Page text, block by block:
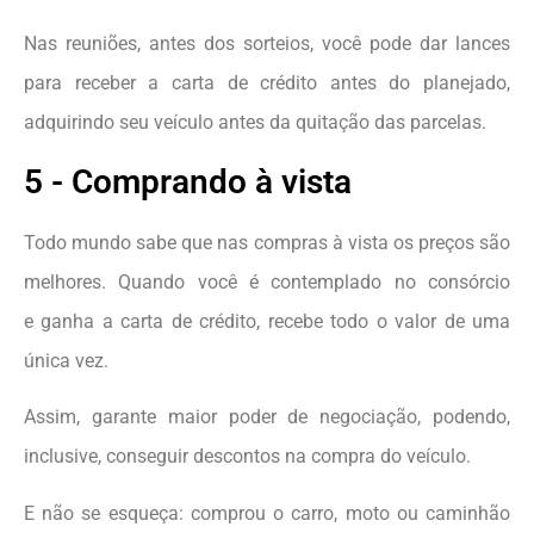
Nas reuniões, antes dos sorteios, você pode dar lances
para receber a carta de crédito antes do planejado,
adquirindo seu veículo antes da quitação das parcelas.
5 - Comprando à vista
Todo mundo sabe que nas compras à vista os preços são
melhores. Quando você é contemplado no consórcio
e ganha a carta de crédito, recebe todo o valor de uma
única vez.
Assim, garante maior poder de negociação, podendo,
inclusive, conseguir descontos na compra do veículo.
E não se esqueça: comprou o carro, moto ou caminhão